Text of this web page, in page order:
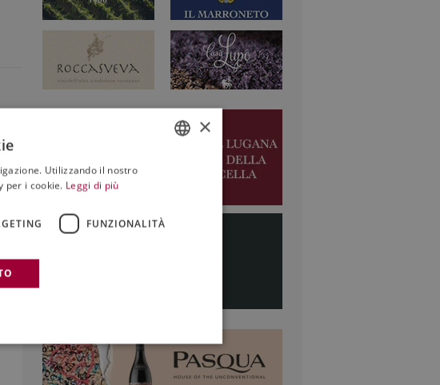
×
Utilizzando il nostro
per i cookie. Leggi di più
FUNZIONALITÀ